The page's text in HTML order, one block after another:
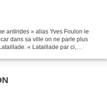
antirides » alias Yves Foulon le
dans sa ville on ne parle plus
« Lataillade par ci,